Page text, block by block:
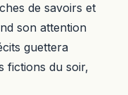
de savoirs et
son attention
guettera
fictions du soir,